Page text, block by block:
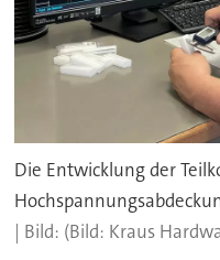
Die Entwicklung der
(Bild: Kraus